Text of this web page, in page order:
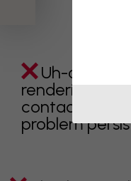
Uh-oh
rendering this
contact
problem